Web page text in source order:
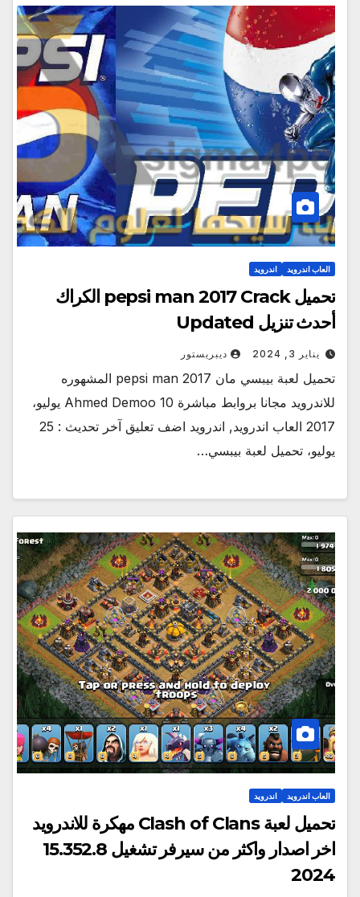
العاب اندرويد اندرويد
تحميل pepsi man 2017 Crack الكراك
أحدث تنزيل Updated
يناير 3, 2024 ديبريستور
تحميل لعبة بيبسي مان pepsi man 2017 المشهوره
للاندرويد مجانا بروابط مباشرة Ahmed Demoo 10 يوليو،
2017 العاب اندرويد, اندرويد اضف تعليق آخر تحديث : 25
يوليو، تحميل لعبة بيبسي…
العاب اندرويد اندرويد
تحميل لعبة Clash of Clans مهكرة للاندرويد
اخر اصدار واكثر من سيرفر تشغيل 15.352.8
2024